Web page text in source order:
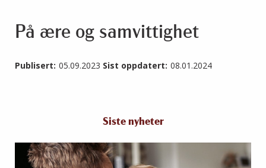
På ære og samvittighet
Publisert: 05.09.2023 Sist oppdatert: 08.01.2024
Siste nyheter